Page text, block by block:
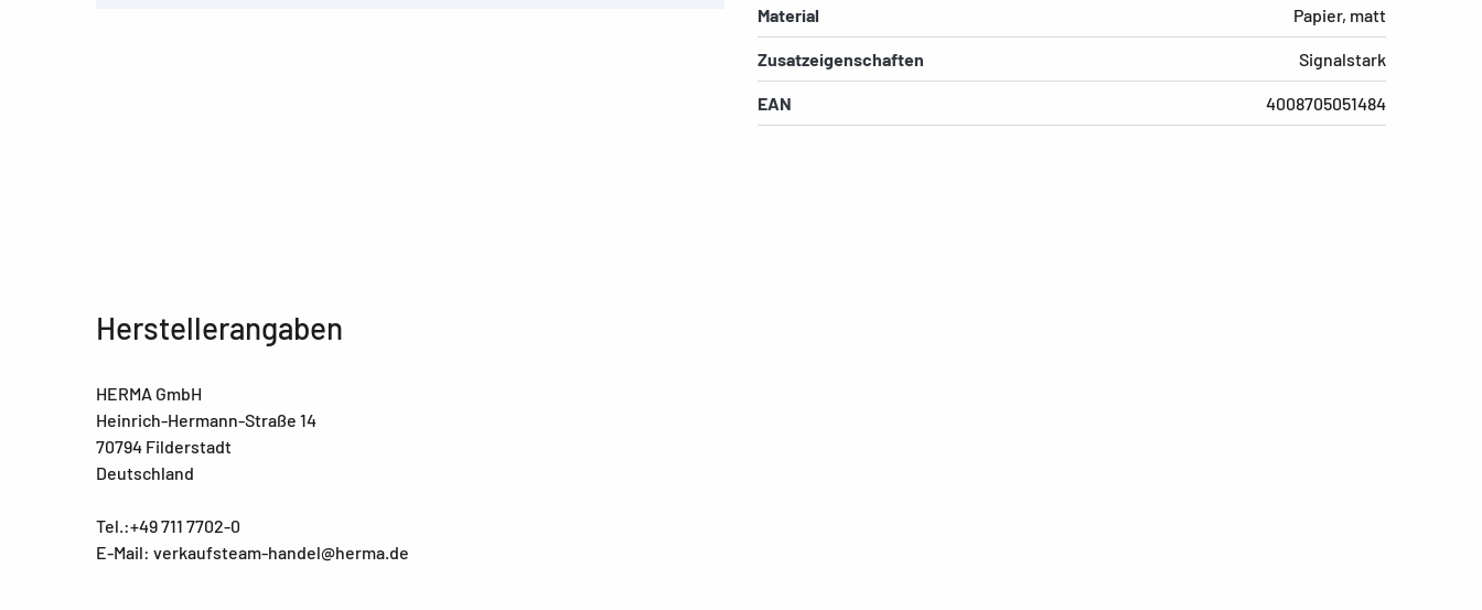
Material Papier, matt
Zusatzeigenschaften Signalstark
EAN 4008705051484
Herstellerangaben
HERMA GmbH
Heinrich-Hermann-Straße 14
70794 Filderstadt
Deutschland
Tel.:+49 711 7702-0
E-Mail: verkaufsteam-handel@herma.de